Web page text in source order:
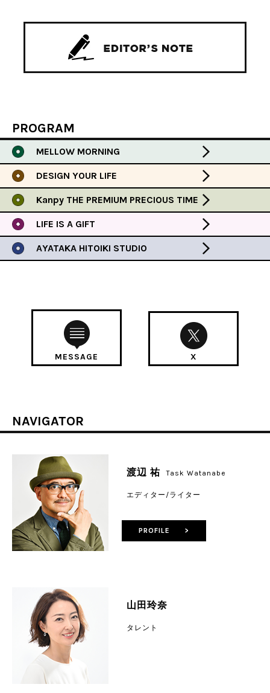
PROGRAM
MELLOW MORNING
DESIGN YOUR LIFE
Kanpy THE PREMIUM PRECIOUS TIME
LIFE IS A GIFT
AYATAKA HITOIKI STUDIO
MESSAGE X
NAVIGATOR
渡辺 祐 Task Watanabe
エディター/ライター
山田玲奈
タレント
PROFILE >